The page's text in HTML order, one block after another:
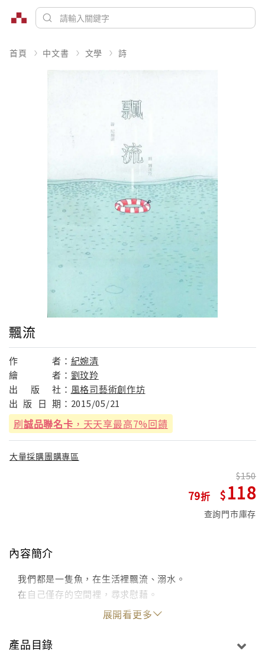
首頁 中文書 文學 詩
飄流
作 者： 紀婉清
繪
者： 劉玟羚
出
版 社： 風格司藝術創作坊
出 版 日 期： 2015/05/21
刷誠品聯名卡 ，天天享最高7%回饋
大量採購團購專區
79
150
118
查詢門市庫存
內容簡介
我們都是一隻魚，在生活裡飄流、溺水。
在自己僅存的空間裡，尋求慰藉。
展開看更多
產品目錄